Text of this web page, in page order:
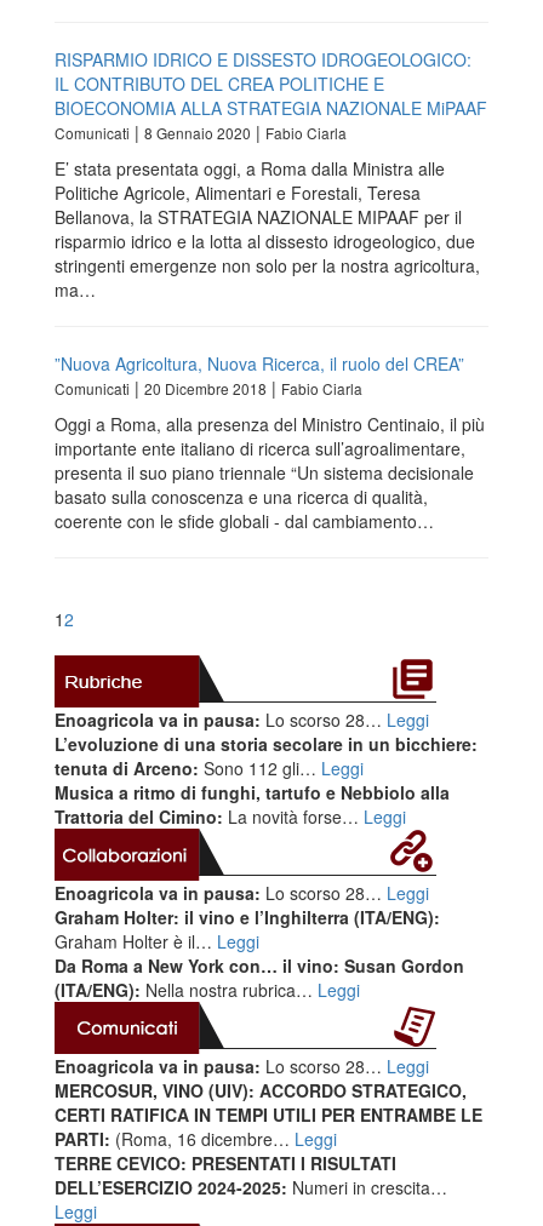
RISPARMIO IDRICO E DISSESTO IDROGEOLOGICO:
IL CONTRIBUTO DEL CREA POLITICHE E
BIOECONOMIA ALLA STRATEGIA NAZIONALE MiPAAF
Comunicati | 8 Gennaio 2020 | Fabio Ciarla
E’ stata presentata oggi, a Roma dalla Ministra alle
Politiche Agricole, Alimentari e Forestali, Teresa
Bellanova, la STRATEGIA NAZIONALE MIPAAF per il
risparmio idrico e la lotta al dissesto idrogeologico, due
stringenti emergenze non solo per la nostra agricoltura,
ma…
”Nuova Agricoltura, Nuova Ricerca, il ruolo del CREA”
Comunicati | 20 Dicembre 2018 | Fabio Ciarla
Oggi a Roma, alla presenza del Ministro Centinaio, il più
importante ente italiano di ricerca sull’agroalimentare,
presenta il suo piano triennale “Un sistema decisionale
basato sulla conoscenza e una ricerca di qualità,
coerente con le sfide globali - dal cambiamento…
12
Enoagricola va in pausa: Lo scorso 28… Leggi
L’evoluzione di una storia secolare in un bicchiere:
tenuta di Arceno: Sono 112 gli… Leggi
Musica a ritmo di funghi, tartufo e Nebbiolo alla
Trattoria del Cimino: La novità forse… Leggi
Enoagricola va in pausa: Lo scorso 28… Leggi
Graham Holter: il vino e l’Inghilterra (ITA/ENG):
Graham Holter è il… Leggi
Da Roma a New York con… il vino: Susan Gordon
(ITA/ENG): Nella nostra rubrica… Leggi
Enoagricola va in pausa: Lo scorso 28… Leggi
MERCOSUR, VINO (UIV): ACCORDO STRATEGICO,
CERTI RATIFICA IN TEMPI UTILI PER ENTRAMBE LE
PARTI: (Roma, 16 dicembre… Leggi
TERRE CEVICO: PRESENTATI I RISULTATI
DELL’ESERCIZIO 2024-2025: Numeri in crescita…
Leggi